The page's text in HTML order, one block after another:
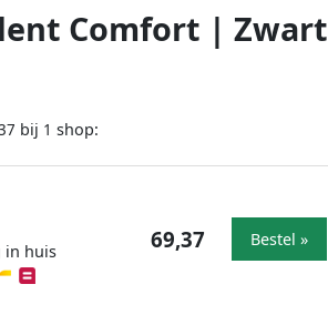
Comfort | Zwart
bij 1 shop:
in huis
69,37 Bestel »